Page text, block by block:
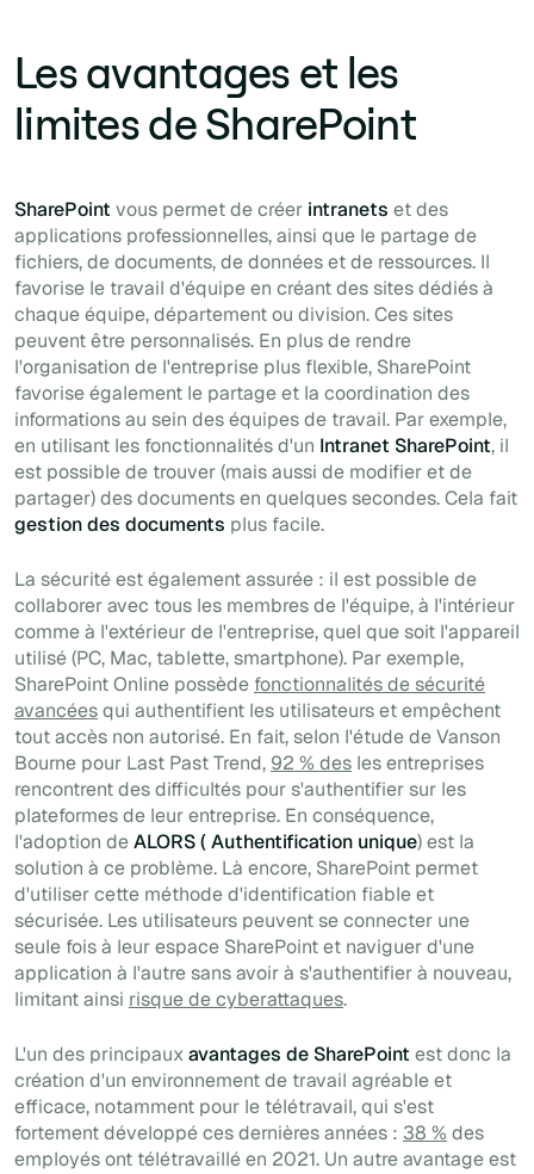
Les avantages et les
limites de SharePoint
SharePoint vous permet de créer intranets et des
applications professionnelles, ainsi que le partage de
fichiers, de documents, de données et de ressources. Il
favorise le travail d'équipe en créant des sites dédiés à
chaque équipe, département ou division. Ces sites
peuvent être personnalisés. En plus de rendre
l'organisation de l'entreprise plus flexible, SharePoint
favorise également le partage et la coordination des
informations au sein des équipes de travail. Par exemple,
en utilisant les fonctionnalités d'un Intranet SharePoint, il
est possible de trouver (mais aussi de modifier et de
partager) des documents en quelques secondes. Cela fait
gestion des documents plus facile.
La sécurité est également assurée : il est possible de
collaborer avec tous les membres de l'équipe, à l'intérieur
comme à l'extérieur de l'entreprise, quel que soit l'appareil
utilisé (PC, Mac, tablette,smartphone). Par exemple,
SharePoint Online possède fonctionnalités de sécurité
avancéesqui authentifient les utilisateurs et empêchent
tout accès non autorisé. En fait, selon l'étude de Vanson
Bourne pour Last Past Trend, 92 % des les entreprises
rencontrent des difficultés pour s'authentifier sur les
plateformes de leur entreprise. En conséquence,
l'adoption deALORS (Authentification unique) est la
solution à ce problème. Là encore, SharePoint permet
d'utiliser cette méthode d'identification fiable et
sécurisée. Les utilisateurs peuvent se connecter une
seule fois à leur espace SharePoint et naviguer d'une
application à l'autre sans avoir à s'authentifier à nouveau,
limitant ainsi risque de cyberattaques.
L'un des principauxavantages de SharePoint est donc la
création d'un environnement de travail agréable et
efficace, notamment pour le télétravail, qui s'est
fortement développé ces dernières années : 38 % des
employés ont télétravaillé en 2021. Un autre avantage est